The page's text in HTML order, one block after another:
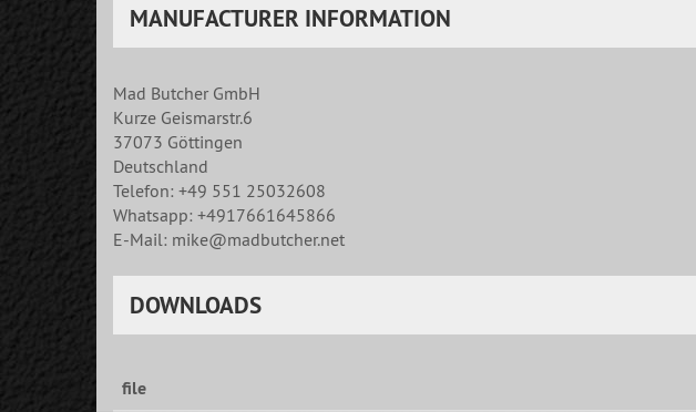
MANUFACTURER INFORMATION
Mad Butcher GmbH
Kurze Geismarstr.6
37073 Göttingen
Deutschland
Telefon: +49 551 25032608
Whatsapp: +4917661645866
E-Mail: mike@madbutcher.net
DOWNLOADS
file